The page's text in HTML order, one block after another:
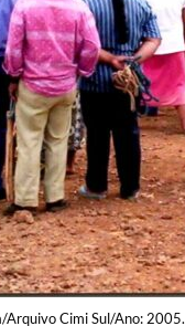
Arquivo Cimi Sul/Ano: 2005.